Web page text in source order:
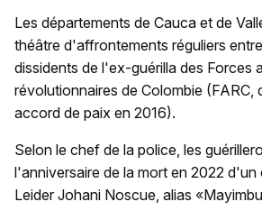
Les départements de Cauca et de
théâtre d'affrontements réguliers
dissidents de l'ex-guérilla des Forces
révolutionnaires de Colombie (FARC,
accord de paix en 2016).
Selon le chef de la police, les
l'anniversaire de la mort en 2022
Leider Johani Noscue, alias